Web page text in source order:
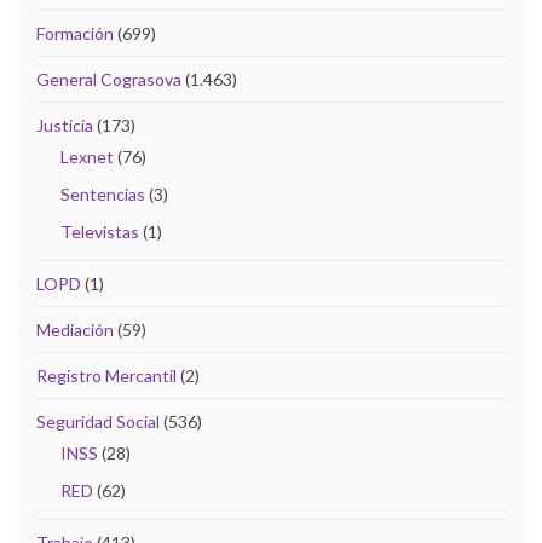
Formación (699)
General Cograsova (1.463)
Justicia (173)
Lexnet (76)
Sentencias (3)
Televistas (1)
LOPD (1)
Mediación (59)
Registro Mercantil (2)
Seguridad Social (536)
INSS (28)
RED (62)